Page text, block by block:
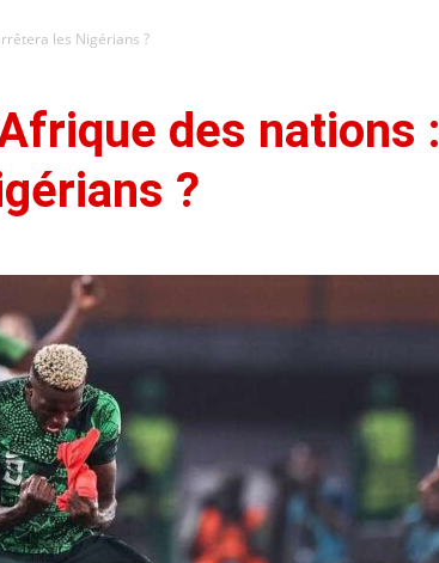
les Nigérians ?
des nations :
?